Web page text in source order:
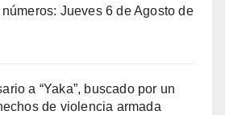
Jueves 6 de Agosto de
a “Yaka”, buscado por un
de violencia armada